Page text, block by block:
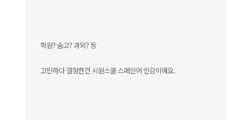
학원? 숨고? 과외? 등
고민하다 결정한건 시원스쿨 스페인어 인강이에요.